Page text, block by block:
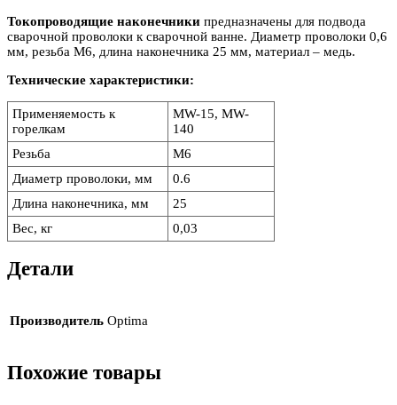
Токопроводящие наконечники предназначены для подвода
сварочной проволоки к сварочной ванне. Диаметр проволоки 0,6
мм, резьба М6, длина наконечника 25 мм, материал – медь.
Технические характеристики:
Применяемость к
горелкам
MW-15, MW-
140
Резьба
М6
Диаметр проволоки, мм
0.6
Длина наконечника, мм
25
Вес, кг
0,03
Детали
Производитель Optima
Похожие товары